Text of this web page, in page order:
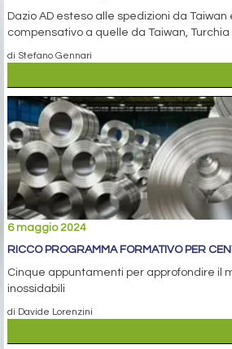
Dazio AD esteso alle spedizioni da
compensativo a quelle da Taiwan,
di Stefano Gennari
6 maggio 2024
RICCO PROGRAMMA FORMATIVO PER
Cinque appuntamenti per approfondire il
inossidabili
di Davide Lorenzini